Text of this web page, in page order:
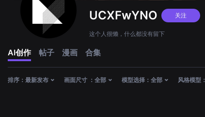
UCXFwYNO 关注
这个人很懒，什么都没有留下
AI创作 帖子 漫画 合集
排序： 最新发布 画面尺寸 ： 全部 模型选择： 全部 风格模型：